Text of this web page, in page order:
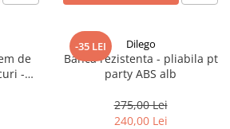
de
-
-35 LEI Dilego
Banca rezistenta - pliabila pt
party ABS alb
275,00 Lei
240,00 Lei